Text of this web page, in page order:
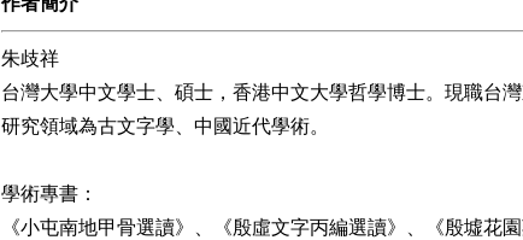
朱歧祥
台灣大學中文學士、碩士，香港中文大學哲學博士。現職台灣
研究領域為古文字學、中國近代學術。
學術專書：
《小屯南地甲骨選讀》、《殷虛文字丙編選讀》、《殷墟